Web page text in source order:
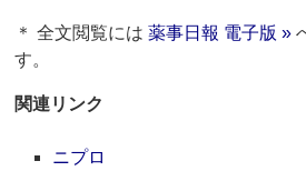
＊ 全文閲覧には薬事日報 電子版 »
す。
関連リンク
ニプロ